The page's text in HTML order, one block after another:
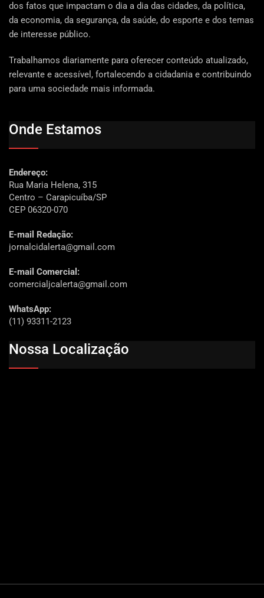
dos fatos que impactam o dia a dia das cidades, da política,
da economia, da segurança, da saúde, do esporte e dos temas
de interesse público.
Trabalhamos diariamente para oferecer conteúdo atualizado,
relevante e acessível, fortalecendo a cidadania e contribuindo
para uma sociedade mais informada.
Onde Estamos
Endereço:
Rua Maria Helena, 315
Centro – Carapicuíba/SP
CEP 06320-070
E-mail Redação:
jornalcidalerta@gmail.com
E-mail Comercial:
comercialjcalerta@gmail.com
WhatsApp:
(11) 93311-2123
Nossa Localização